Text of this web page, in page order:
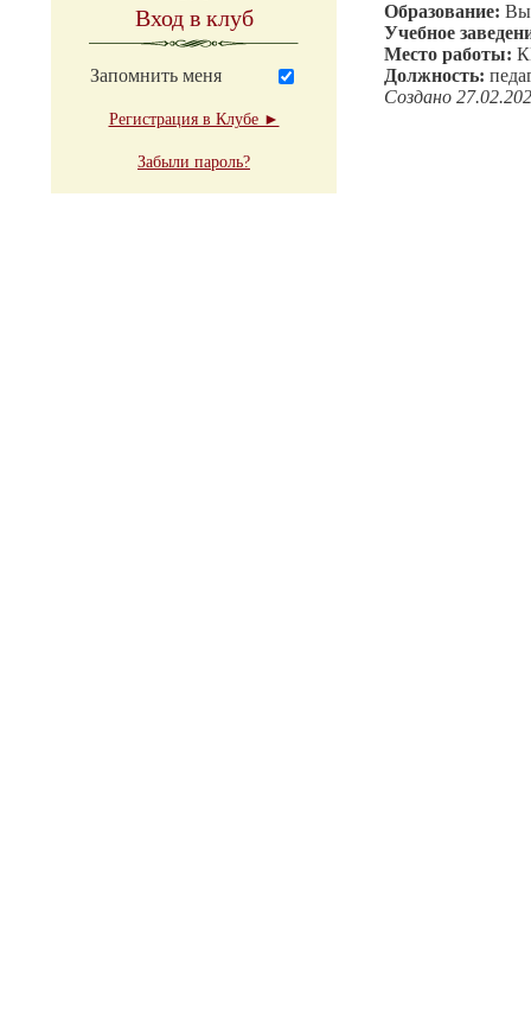
Вход в клуб
Запомнить меня
Регистрация в Клубе ►
Забыли пароль?
Образование:
Учебное
Место работы:
Должность:
Создано